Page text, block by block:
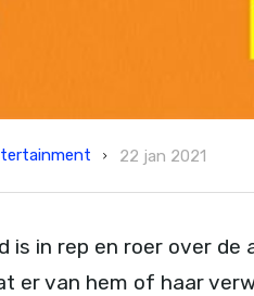
22 jan 2021
is in rep en roer over de
er van hem of haar